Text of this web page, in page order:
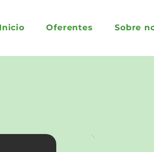
Inicio Oferentes Sobre